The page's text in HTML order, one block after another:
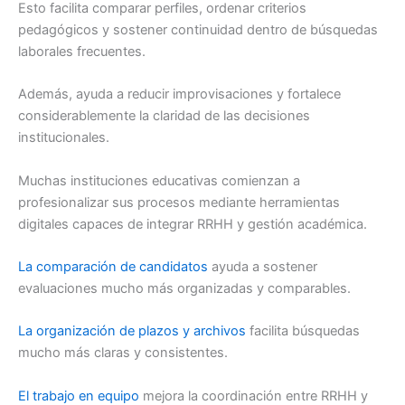
Esto facilita comparar perfiles, ordenar criterios
pedagógicos y sostener continuidad dentro de búsquedas
laborales frecuentes.
Además, ayuda a reducir improvisaciones y fortalece
considerablemente la claridad de las decisiones
institucionales.
Muchas instituciones educativas comienzan a
profesionalizar sus procesos mediante herramientas
digitales capaces de integrar RRHH y gestión académica.
La comparación de candidatos ayuda a sostener
evaluaciones mucho más organizadas y comparables.
La organización de plazos y archivos facilita búsquedas
mucho más claras y consistentes.
El trabajo en equipo mejora la coordinación entre RRHH y